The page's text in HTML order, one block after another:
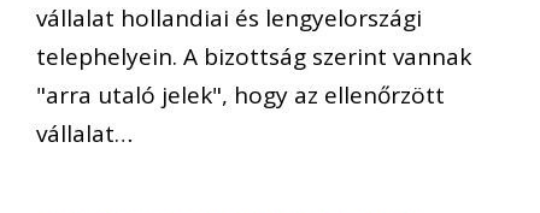
vállalat hollandiai és lengyelországi
telephelyein. A bizottság szerint vannak
"arra utaló jelek", hogy az ellenőrzött
vállalat…